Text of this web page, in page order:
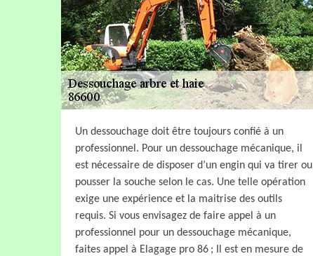
Un dessouchage doit être toujours confié à un
professionnel. Pour un dessouchage mécanique, il
est nécessaire de disposer d’un engin qui va tirer ou
pousser la souche selon le cas. Une telle opération
exige une expérience et la maitrise des outils
requis. Si vous envisagez de faire appel à un
professionnel pour un dessouchage mécanique,
faites appel à Elagage pro 86 ; Il est en mesure de